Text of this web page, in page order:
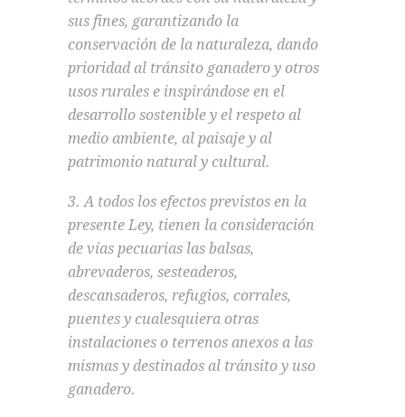
sus fines, garantizando la
conservación de la naturaleza, dando
prioridad al tránsito ganadero y otros
usos rurales e inspirándose en el
desarrollo sostenible y el respeto al
medio ambiente, al paisaje y al
patrimonio natural y cultural.
3. A todos los efectos previstos en la
presente Ley, tienen la consideración
de vías pecuarias las balsas,
abrevaderos, sesteaderos,
descansaderos, refugios, corrales,
puentes y cualesquiera otras
instalaciones o terrenos anexos a las
mismas y destinados al tránsito y uso
ganadero.